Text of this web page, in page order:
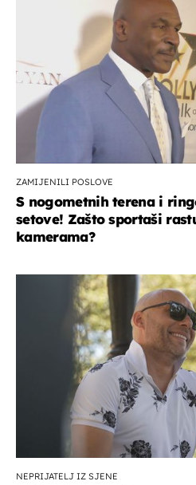
ZAMIJENILI POSLOVE
S nogometnih terena i
setove! Zašto sportaši
kamerama?
NEPRIJATELJ IZ SJENE